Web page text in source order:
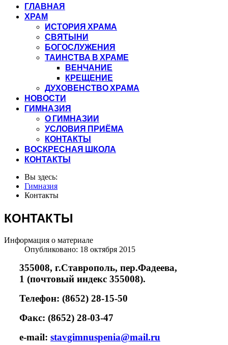
ГЛАВНАЯ
ХРАМ
ИСТОРИЯ ХРАМА
СВЯТЫНИ
БОГОСЛУЖЕНИЯ
ТАИНСТВА В ХРАМЕ
ВЕНЧАНИЕ
КРЕЩЕНИЕ
ДУХОВЕНСТВО ХРАМА
НОВОСТИ
ГИМНАЗИЯ
О ГИМНАЗИИ
УСЛОВИЯ ПРИЁМА
КОНТАКТЫ
ВОСКРЕСНАЯ ШКОЛА
КОНТАКТЫ
Вы здесь:
Гимназия
Контакты
КОНТАКТЫ
Информация о материале
Опубликовано: 18 октября 2015
355008, г.Ставрополь, пер.Фадеева,
1 (почтовый индекс 355008).
Телефон: (8652) 28-15-50
Факс: (8652) 28-03-47
e-mail: stavgimnuspenia@mail.ru